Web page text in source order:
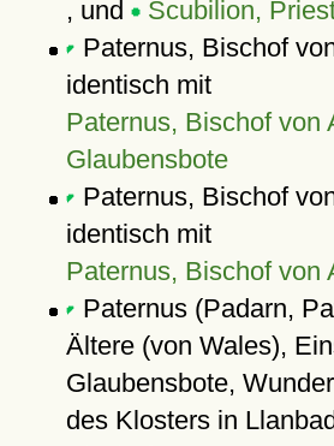
, und
Scubilion,
Paternus, Bischof
identisch mit
Paternus, Bischof von
Glaubensbote
Paternus, Bischof
identisch mit
Paternus, Bischof von
Paternus (Padarn,
Ältere (von Wales),
Glaubensbote,
des Klosters in